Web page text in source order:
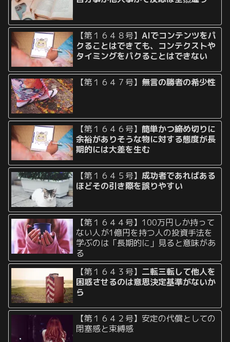
【第１６４８号】AIでコンテンツをパ
クることはできても、コンテクストや
タイミングをパクることはできない
【第１６４７号】 無言の勝者の希少性
【第１６４６号】簡単かつ締め切りに
余裕がありそうな物に対する態度が長
期的には大差を生む
【第１６４５号】成功者であればある
ほどその引き際を誤りやすい
【第１６４４号】100万円しか持って
ない人が1億円を持つ人の投資手法を
学ぶのは「長期的に」見ると意味があ
る
【第１６４３号】 二転三転して他人を
困惑させるのは意思決定基準がないか
ら
【第１６４２号】安定の代償としての
閉塞感と束縛感